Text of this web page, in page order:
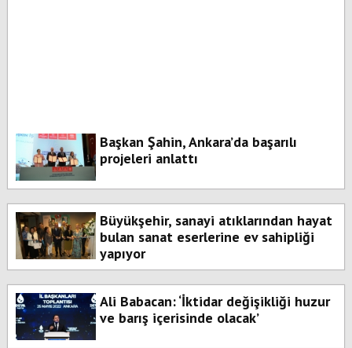
Başkan Şahin, Ankara’da başarılı
projeleri anlattı
Büyükşehir, sanayi atıklarından hayat
bulan sanat eserlerine ev sahipliği
yapıyor
Ali Babacan: ‘İktidar değişikliği huzur
ve barış içerisinde olacak’